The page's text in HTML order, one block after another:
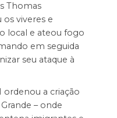
Thomas
os viveres e
local e ateou fogo
em seguida
seu ataque à
ordenou a criação
– onde